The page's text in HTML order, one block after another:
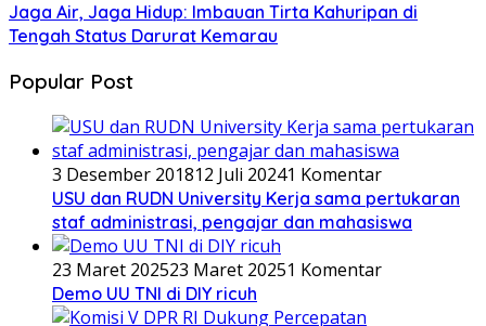
Jaga Air, Jaga Hidup: Imbauan Tirta Kahuripan di
Tengah Status Darurat Kemarau
Popular Post
3 Desember 201812 Juli 20241 Komentar
USU dan RUDN University Kerja sama pertukaran
staf administrasi, pengajar dan mahasiswa
23 Maret 202523 Maret 20251 Komentar
Demo UU TNI di DIY ricuh